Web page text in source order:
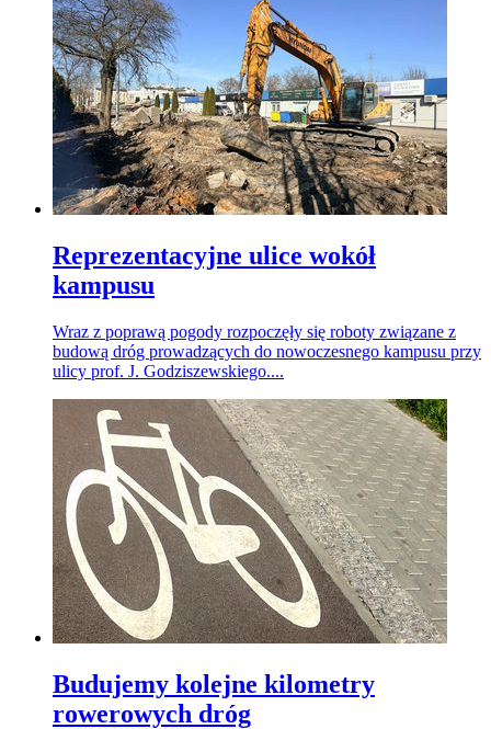
Reprezentacyjne ulice wokół
kampusu
Wraz z poprawą pogody rozpoczęły się roboty związane z
budową dróg prowadzących do nowoczesnego kampusu przy
ulicy prof. J. Godziszewskiego....
Budujemy kolejne kilometry
rowerowych dróg